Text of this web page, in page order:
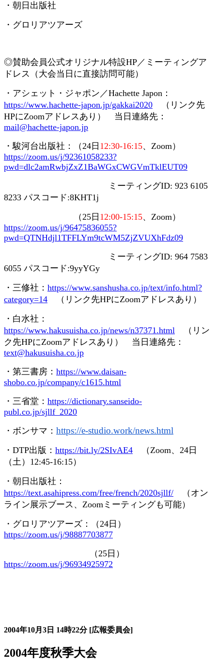
・朝日出版社
・グロリアツアーズ
◎賛助会員公式オリジナル特設HP／ミーティングア
ドレス（大会当日に直接訪問可能）
・アシェット・ジャポン／Hachette Japon ：
https://www.hachette-japon.jp/gakkai2020 （リンク先
HPにZoomアドレスあり） 当日連絡先：
mail@hachette-japon.jp
・駿河台出版社：（24 日 12:30-16:15、 Zoom）
https://zoom.us/j/92361058233?
pwd=dlc2amRwbjZxZ1BaWGxCWGVmTklEUT09
ミーティングID: 923 6105
8233 パスコード:8KHT1j
（25 日 12:00-15:15、 Zoom）
https://zoom.us/j/96475836055?
pwd=QTNHdjl1TFFLYm9tcWM5ZjZVUXhFdz09
ミーティングID: 964 7583
6055 パスコード:9yyYGy
・三修社： https://www.sanshusha.co.jp/text/info.html?
category=14 （リンク先HPにZoomアドレスあり）
・白水社：
https://www.hakusuisha.co.jp/news/n37371.html （リン
ク先HPにZoomアドレスあり） 当日連絡先：
text@hakusuisha.co.jp
・第三書房： https://www.daisan-
shobo.co.jp/company/c1615.html
・三省堂： https://dictionary.sanseido-
publ.co.jp/sjllf_2020
・ボンサマ： https://e-studio.work/news.html
・ DTP出版： https://bit.ly/2SIvAE4 （Zoom、 24 日
（土） 12:45-16:15）
・朝日出版社：
https://text.asahipress.com/free/french/2020sjllf/ （オン
ライン展示ブース、 Zoom ミーティングも可能）
・グロリアツアーズ：（24 日）
https://zoom.us/j/98887703877
（25 日）
https://zoom.us/j/96934925972
2004年10月3日 14時22分 [広報委員会]
2004年度秋季大会